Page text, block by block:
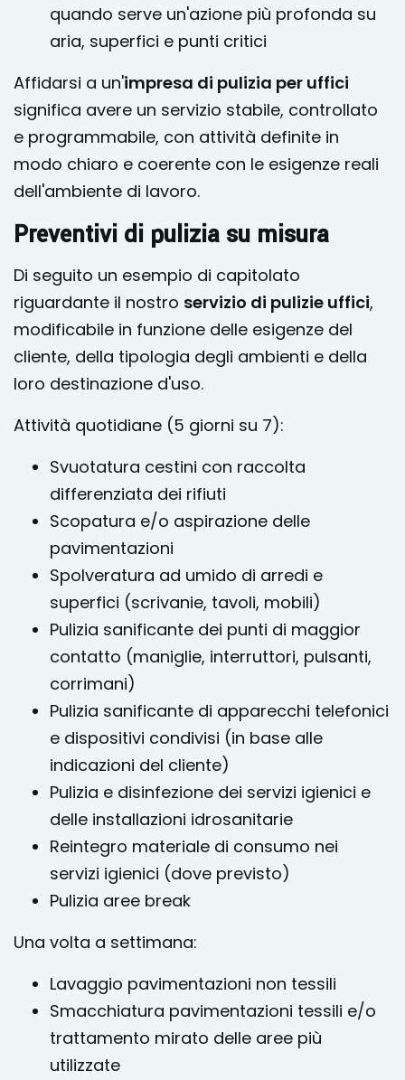
quando serve un'azione più profonda su
aria, superfici e punti critici
Affidarsi a un'impresa di pulizia per uffici
significa avere un servizio stabile, controllato
e programmabile, con attività definite in
modo chiaro e coerente con le esigenze reali
dell'ambiente di lavoro.
Preventivi di pulizia su misura
Di seguito un esempio di capitolato
riguardante il nostro servizio di pulizie uffici,
modificabile in funzione delle esigenze del
cliente, della tipologia degli ambienti e della
loro destinazione d'uso.
Attività quotidiane (5 giorni su 7):
Svuotatura cestini con raccolta
differenziata dei rifiuti
Scopatura e/o aspirazione delle
pavimentazioni
Spolveratura ad umido di arredi e
superfici (scrivanie, tavoli, mobili)
Pulizia sanificante dei punti di maggior
contatto (maniglie, interruttori, pulsanti,
corrimani)
Pulizia sanificante di apparecchi telefonici
e dispositivi condivisi (in base alle
indicazioni del cliente)
Pulizia e disinfezione dei servizi igienici e
delle installazioni idrosanitarie
Reintegro materiale di consumo nei
servizi igienici (dove previsto)
Pulizia aree break
Una volta a settimana:
Lavaggio pavimentazioni non tessili
Smacchiatura pavimentazioni tessili e/o
trattamento mirato delle aree più
utilizzate